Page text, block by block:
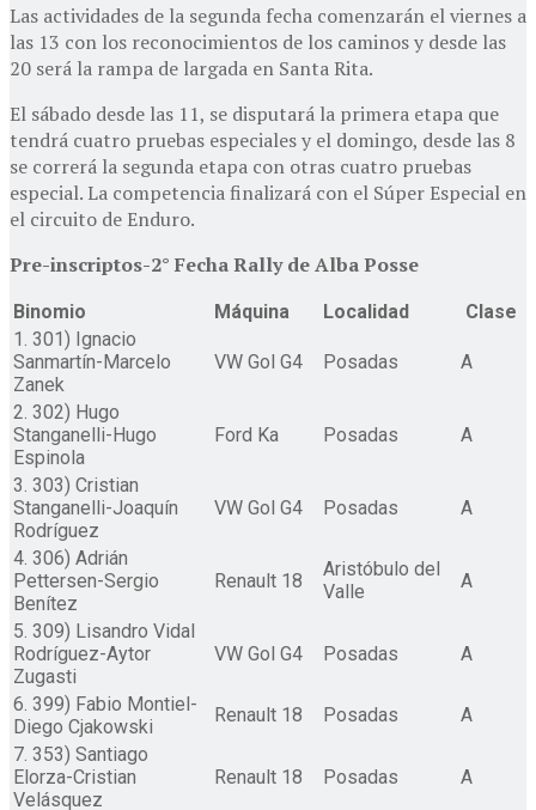
Las actividades de la segunda fecha comenzarán el viernes a
las 13 con los reconocimientos de los caminos y desde las
20 será la rampa de largada en Santa Rita.
El sábado desde las 11, se disputará la primera etapa que
tendrá cuatro pruebas especiales y el domingo, desde las 8
se correrá la segunda etapa con otras cuatro pruebas
especial. La competencia finalizará con el Súper Especial en
el circuito de Enduro.
Pre-inscriptos-2° Fecha Rally de Alba Posse
Binomio Máquina Localidad
Clase
1. 301) Ignacio
Sanmartín-Marcelo
Zanek
VW Gol G4 Posadas A
2. 302) Hugo
Stanganelli-Hugo
Espinola
Ford Ka Posadas A
3. 303) Cristian
Stanganelli-Joaquín
Rodríguez
VW Gol G4 Posadas A
4. 306) Adrián
Pettersen-Sergio
Benítez
Renault 18
Aristóbulo del
Valle
A
5. 309) Lisandro Vidal
Rodríguez-Aytor
Zugasti
VW Gol G4 Posadas A
6. 399) Fabio Montiel-
Diego Cjakowski
Renault 18 Posadas
A
7. 353) Santiago
Elorza-Cristian
Velásquez
Renault 18 Posadas A